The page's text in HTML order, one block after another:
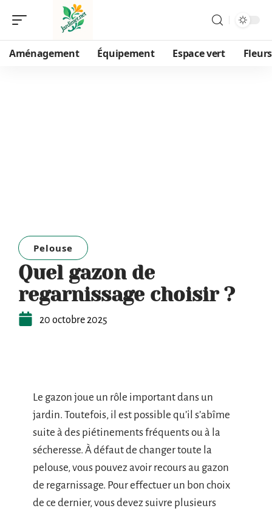
Aménagement Équipement Espace vert Fleurs
Pelouse
Quel gazon de
regarnissage choisir ?
20 octobre 2025
Le gazon joue un rôle important dans un
jardin. Toutefois, il est possible qu’il s’abîme
suite à des piétinements fréquents ou à la
sécheresse. À défaut de changer toute la
pelouse, vous pouvez avoir recours au gazon
de regarnissage. Pour effectuer un bon choix
de ce dernier, vous devez suivre plusieurs